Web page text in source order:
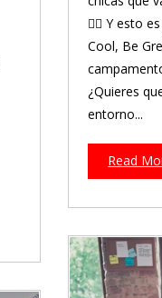
🚴‍♀️ Y esto
Cool, Be
¿Quieres
entorno...
Read